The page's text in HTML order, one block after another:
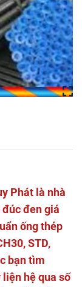
Phát là nhà
đen giá
ống thép
STD,
bạn tìm
liện hệ qua số